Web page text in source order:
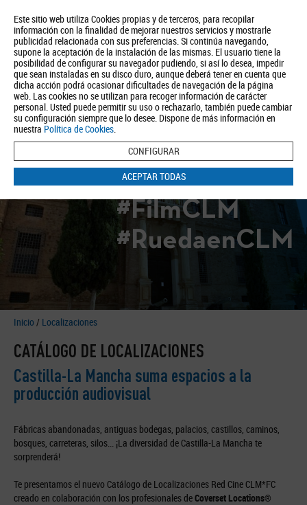
Este sitio web utiliza Cookies propias y de terceros, para recopilar
información con la finalidad de mejorar nuestros servicios y mostrarle
publicidad relacionada con sus preferencias. Si continúa navegando,
supone la aceptación de la instalación de las mismas. El usuario tiene la
posibilidad de configurar su navegador pudiendo, si así lo desea, impedir
que sean instaladas en su disco duro, aunque deberá tener en cuenta que
dicha acción podrá ocasionar dificultades de navegación de la página
web. Las cookies no se utilizan para recoger información de carácter
personal. Usted puede permitir su uso o rechazarlo, también puede cambiar
su configuración siempre que lo desee. Dispone de más información en
nuestra Política de Cookies.
CONFIGURAR
ACEPTAR TODAS
Quiénes somos Turismo Política de Privacidad Aviso Legal
Política de Cookies
BUSCAR
#FilmCLM
#RuedaenCLM
Inicio / Localizaciones
CATÁLOGO DE LOCALIZACIONES
Castilla-La Mancha suma espacios a la
producción audiovisual
Fábricas abandonadas, antiguas bodegas, palacios, castillos, caminos,
bosques, carreteras, silos... ¡La diversidad de Castilla-La Mancha te
sorprenderá!
Te presentamos el nuevo Catálogo de Localizaciones Red Cine CLM*FC
creado en colaboración con los profesionales deCoverset Locations®